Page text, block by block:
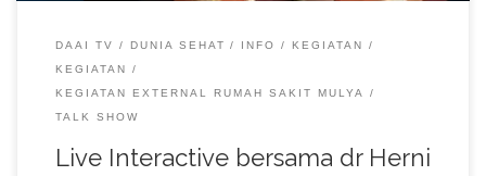
DAAI TV DUNIA SEHAT INFO
KEGIATAN
KEGIATAN
KEGIATAN EXTERNAL RUMAH SAKIT MULYA
TALK SHOW
Live Interactive bersama dr Herni